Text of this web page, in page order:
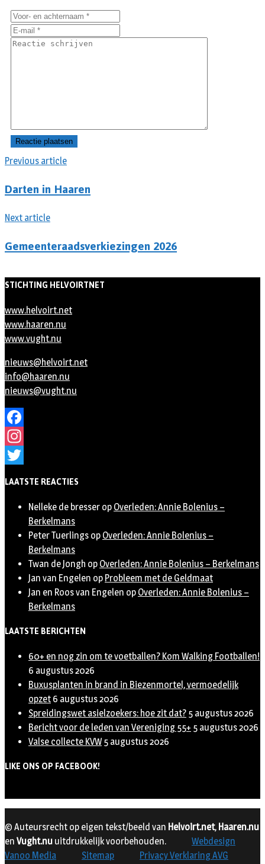
Previous article
Darten in Haaren
Next article
Gemeenteraadsverkiezingen 2026
STICHTING HELVOIRTNET
www.helvoirt.net
www.haaren.nu
www.vught.nu
nieuws@helvoirt.net
info@haaren.nu
nieuws@vught.nu
Facebook
Instagram
LAATSTE REACTIES
Nelleke de bresser op Overleden: Annie Bolenius –
Berkelmans
Peter Tuerlings op Overleden: Annie Bolenius –
Berkelmans
Twan de Jongh op Overleden: Annie Bolenius – Berkelmans
Jan van Engelen op Probleem met de Geldmaat
Jan en Roos van Engelen op Overleden: Annie Bolenius –
Berkelmans
LAATSTE BERICHTEN
60+ en nog zin om te voetballen? Kom Walking Footballen!
6 augustus 2026
Buxusplanten in brand in Biezenmortel, vermoedelijk
opzet 6 augustus 2026
Spreidingswet asielzoekers: hoe zit dat? 5 augustus 2026
Bericht voor de leden van Vereniging 55+ 5 augustus 2026
Valse collecte KVW 5 augustus 2026
LIKE ONS OP FACEBOOK!
© Auteursrecht op eigen tekst/beeld van Helvoirt.net, Haaren.nu
en Vught.nu uitdrukkelijk voorbehouden.
Webdesign
Vanoo Media
Sitemap Privacy Verklaring AVG